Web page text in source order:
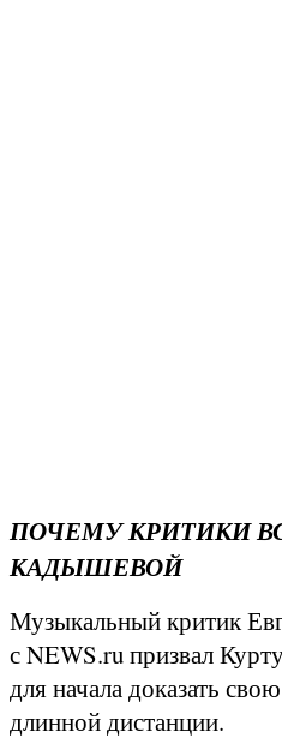
ПОЧЕМУ КРИТИКИ
КАДЫШЕВОЙ
Музыкальный критик
с NEWS.ru призвал
для начала доказать
длинной дистанции.